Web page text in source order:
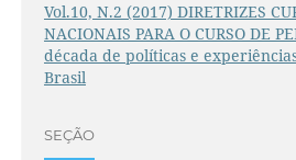
Vol.10, N.2 (2017) DIRETRIZES
NACIONAIS PARA O CURSO DE
década de políticas e
Brasil
SEÇÃO